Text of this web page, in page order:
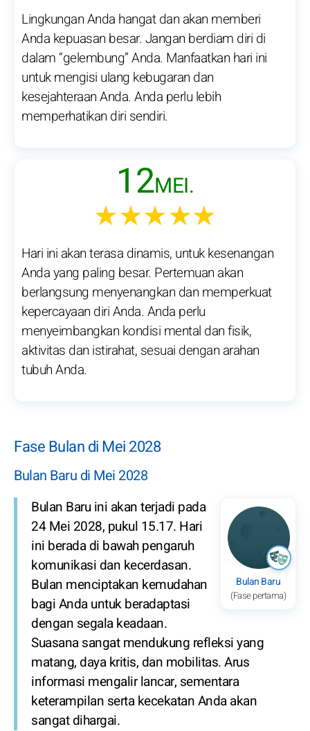
Lingkungan Anda hangat dan akan memberi
Anda kepuasan besar. Jangan berdiam diri di
dalam “gelembung” Anda. Manfaatkan hari ini
untuk mengisi ulang kebugaran dan
kesejahteraan Anda. Anda perlu lebih
memperhatikan diri sendiri.
12MEI.
★★★★★
Hari ini akan terasa dinamis, untuk kesenangan
Anda yang paling besar. Pertemuan akan
berlangsung menyenangkan dan memperkuat
kepercayaan diri Anda. Anda perlu
menyeimbangkan kondisi mental dan fisik,
aktivitas dan istirahat, sesuai dengan arahan
tubuh Anda.
Fase Bulan di Mei 2028
Bulan Baru di Mei 2028
Bulan Baru
(Fase pertama)
Bulan Baru ini akan terjadi pada
24 Mei 2028, pukul 15.17. Hari
ini berada di bawah pengaruh
komunikasi dan kecerdasan.
Bulan menciptakan kemudahan
bagi Anda untuk beradaptasi
dengan segala keadaan.
Suasana sangat mendukung refleksi yang
matang, daya kritis, dan mobilitas. Arus
informasi mengalir lancar, sementara
keterampilan serta kecekatan Anda akan
sangat dihargai.